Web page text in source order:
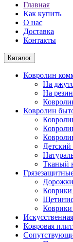
Главная
Как купить
О нас
Доставка
Контакты
Каталог
Ковролин
На
На
Ковролин
Детский
Тканый
Коврики
Коврики
Ковровая